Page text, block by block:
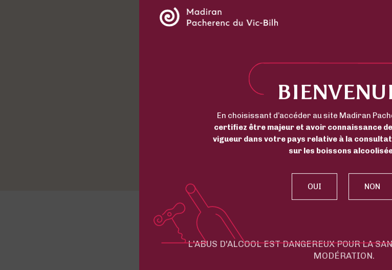
LE CHÂTEAU DE
en quelques
En choisissant d’accéder au site Madiran
certifiez être majeur et avoir connaissance
vigueur dans votre pays relative à la
sur les boissons
L'ABUS D'ALCOOL EST DANGEREUX POUR LA
MODÉRATION.